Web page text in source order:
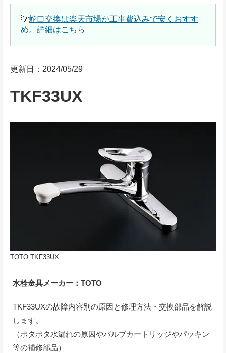
💡蛇口交換は楽天市場が工事費込みで安くおすす
め。詳細はこちら
更新日：2024/05/29
TKF33UX
TOTO TKF33UX
水栓金具メーカー：TOTO
TKF33UXの故障内容別の原因と修理方法・交換部品を解説
します。
（ポタポタ水漏れの原因やバルブカートリッジやパッキン
等の補修部品）